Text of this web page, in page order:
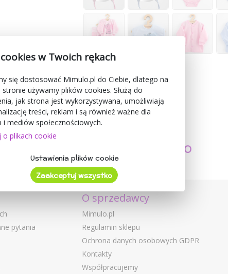
BEZPIECZEŃSTWO
pytania
O sprzedawcy
Mimulo.pl
Regulamin sklepu
Ochrona danych osobowych GDPR
Kontakty
Współpracujemy
w Twoich rękach
się dostosować Mimulo.pl do Ciebie, dlatego na
stronie używamy plików cookies. Służą do
jak strona jest wykorzystywana, umożliwiają
treści, reklam i są również ważne dla
i mediów społecznościowych.
o plikach cookie
Ustawienia plików cookie
Zaakceptuj wszystko